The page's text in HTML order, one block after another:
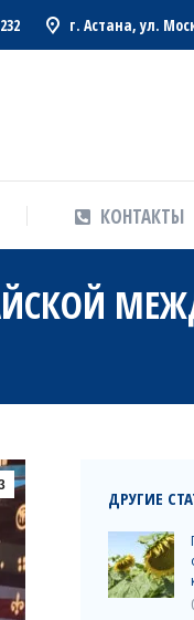
г. Астана, ул.
КОНТАКТЫ
ДРУГИЕ
КОНТАКТЫ